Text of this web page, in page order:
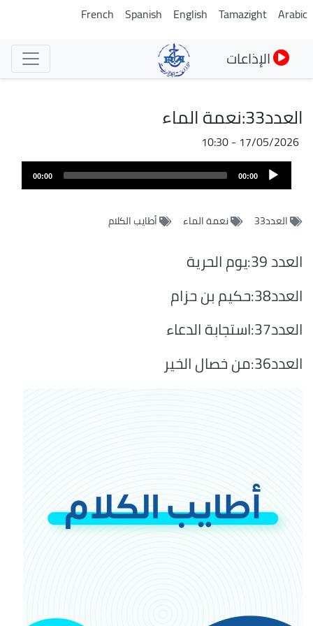
تجاوز
Arabic
Tamazight
English
Spanish
French
الإذاعات
العدد33:نعمة الماء
17/05/2026 - 10:30
ملف
الصوت
Audio
Player
00:00
00:00
العدد33 نعمة الماء أطايب الكلام
العدد 39:يوم الحرية
العدد38:حكيم بن حزام
العدد37:استجابة الدعاء
العدد36:من خصال الخير